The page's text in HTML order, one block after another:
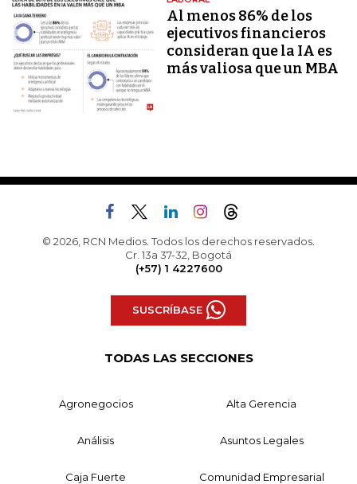
Al menos 86% de los
ejecutivos financieros
consideran que la IA es
más valiosa que un MBA
© 2026, RCN Medios. Todos los derechos reservados.
Cr. 13a 37-32, Bogotá
(+57) 1 4227600
SUSCRÍBASE
TODAS LAS SECCIONES
Agronegocios Alta Gerencia
Análisis Asuntos Legales
Caja Fuerte Comunidad Empresarial